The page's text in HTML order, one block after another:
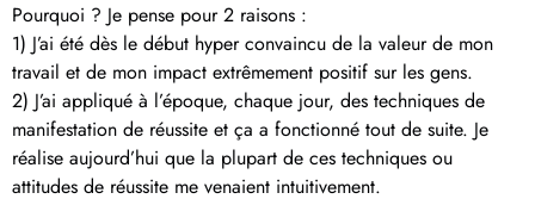
Pourquoi ? Je pense pour 2 raisons :
1) J’ai été dès le début hyper convaincu de la valeur de mon
travail et de mon impact extrêmement positif sur les gens.
2) J’ai appliqué à l’époque, chaque jour, des techniques de
manifestation de réussite et ça a fonctionné tout de suite. Je
réalise aujourd’hui que la plupart de ces techniques ou
attitudes de réussite me venaient intuitivement.